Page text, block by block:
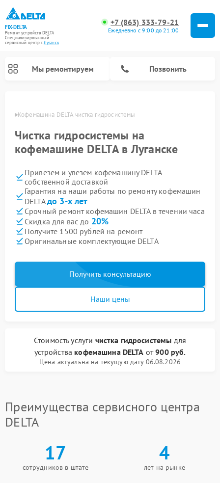
FIX-DELTA
Ремонт устройств DELTA
Специализированный
cервисный центр г.Луганск
+7 (863) 333-79-21
Ежедневно с 9:00 до 21:00
Мы ремонтируем Позвонить
Кофемашина DELTA чистка гидросистемы
Чистка гидросистемы на
кофемашине DELTA в Луганске
Привезем и увезем кофемашину DELTA
собственной доставкой
Гарантия на наши работы по ремонту кофемашин
DELTAдо 3-х лет
Срочный ремонт кофемашин DELTA в течении часа
Скидка для вас до 20%
Получите 1500 рублей на ремонт
Оригинальные комплектующие DELTA
Получить консультацию
Наши цены
Стоимость услуги чистка гидросистемы для
устройства кофемашина DELTA от900 руб.
Цена актуальна на текущую дату 06.08.2026
Преимущества сервисного центра
DELTA
17
сотрудников в штате
4
лет на рынке